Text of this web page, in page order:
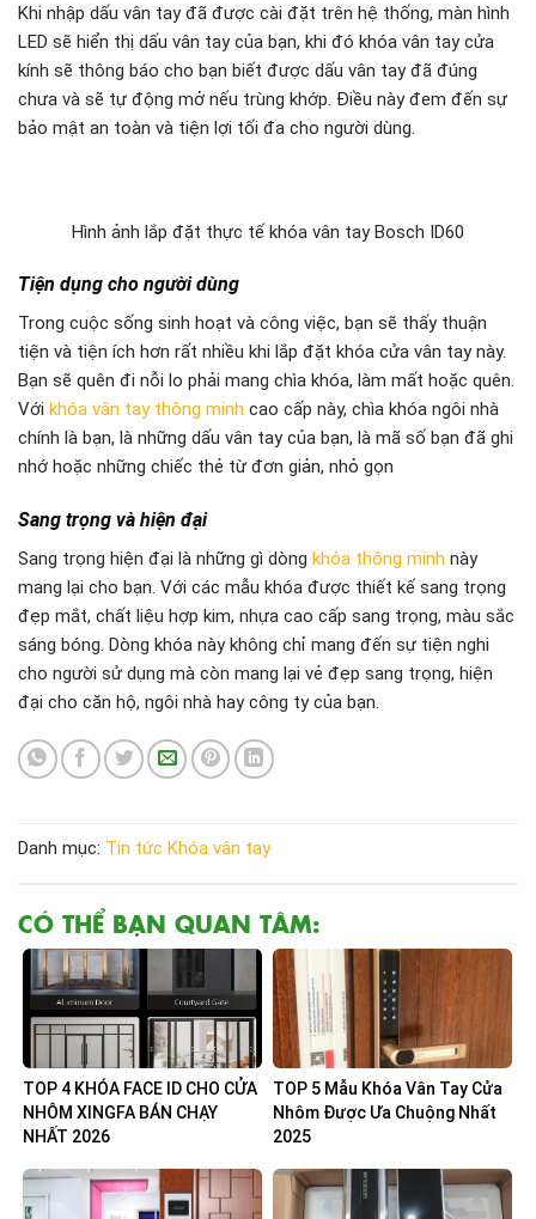
Khi nhập dấu vân tay đã được cài đặt trên hệ thống, màn hình
LED sẽ hiển thị dấu vân tay của bạn, khi đó khóa vân tay cửa
kính sẽ thông báo cho bạn biết được dấu vân tay đã đúng
chưa và sẽ tự động mở nếu trùng khớp. Điều này đem đến sự
bảo mật an toàn và tiện lợi tối đa cho người dùng.
Hình ảnh lắp đặt thực tế khóa vân tay Bosch ID60
Tiện dụng cho người dùng
Trong cuộc sống sinh hoạt và công việc, bạn sẽ thấy thuận
tiện và tiện ích hơn rất nhiều khi lắp đặt khóa cửa vân tay này.
Bạn sẽ quên đi nỗi lo phải mang chìa khóa, làm mất hoặc quên.
Với khóa vân tay thông minh cao cấp này, chìa khóa ngôi nhà
chính là bạn, là những dấu vân tay của bạn, là mã số bạn đã ghi
nhớ hoặc những chiếc thẻ từ đơn giản, nhỏ gọn
Sang trọng và hiện đại
Sang trọng hiện đại là những gì dòng khóa thông minh này
mang lại cho bạn. Với các mẫu khóa được thiết kế sang trọng
đẹp mắt, chất liệu hợp kim, nhựa cao cấp sang trọng, màu sắc
sáng bóng. Dòng khóa này không chỉ mang đến sự tiện nghi
cho người sử dụng mà còn mang lại vẻ đẹp sang trọng, hiện
đại cho căn hộ, ngôi nhà hay công ty của bạn.
Danh mục: Tin tức Khóa vân tay
CÓ THỂ BẠN QUAN TÂM:
TOP 4 KHÓA FACE ID CHO CỬA
NHÔM XINGFA BÁN CHẠY
NHẤT 2026
TOP 5 Mẫu Khóa Vân Tay Cửa
Nhôm Được Ưa Chuộng Nhất
2025